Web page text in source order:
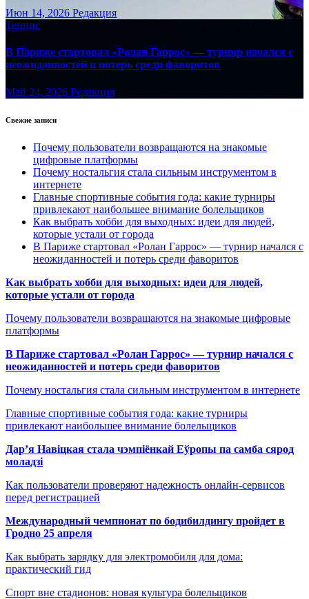
Июн 14, 2026 Редакция
Теннис
В Париже стартовал «Ролан Гаррос» — турнир начался с
неожиданностей и потерь среди фаворитов
Май 24, 2026 Редакция
Свежие записи
Почему пользователи возвращаются на знакомые
цифровые платформы
Почему ностальгия стала сильным инструментом в
интернете
Главные спортивные события года: какие турниры
привлекают наибольшее внимание болельщиков
Как выбрать хобби для выходных: идеи для людей,
которые устали от города
В Париже стартовал «Ролан Гаррос» — турнир начался с
неожиданностей и потерь среди фаворитов
Как выбрать хобби для выходных: идеи для людей,
которые устали от города
Почему пользователи возвращаются на знакомые цифровые
платформы
В Париже стартовал «Ролан Гаррос» — турнир начался с
неожиданностей и потерь среди фаворитов
Почему ностальгия стала сильным инструментом в интернете
Главные спортивные события года: какие турниры
привлекают наибольшее внимание болельщиков
Дар’я Навіцкая стала чэмпіёнкай Еўропы па самба сярод
моладзі
Как пользователи проверяют надежность онлайн-сервисов
перед регистрацией
Международный чемпионат по бодибилдингу пройдет в
Гродно 25 апреля
Как выбрать зарядку для электромобиля для дома:
практический гид
Спорт вне стадионов: новая культура болельщиков